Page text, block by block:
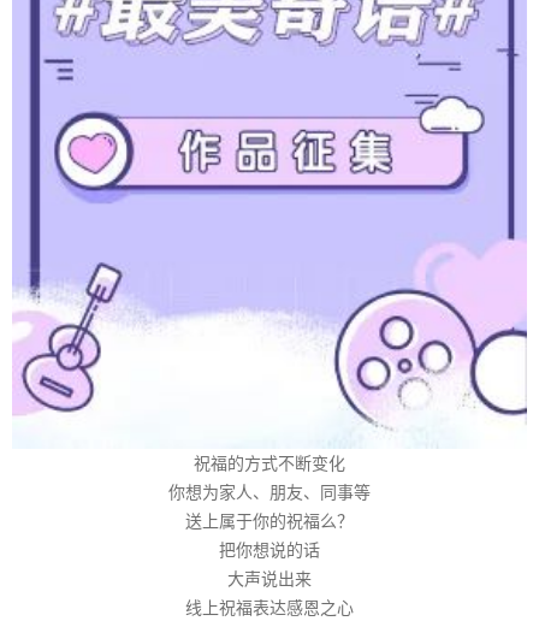
祝福的方式不断变化
你想为家人、朋友、同事等
送上属于你的祝福么？
把你想说的话
大声说出来
线上祝福表达感恩之心